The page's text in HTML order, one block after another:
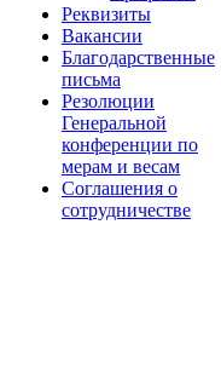
Реквизиты
Вакансии
Благодарственные
письма
Резолюции
Генеральной
конференции по
мерам и весам
Соглашения о
сотрудничестве